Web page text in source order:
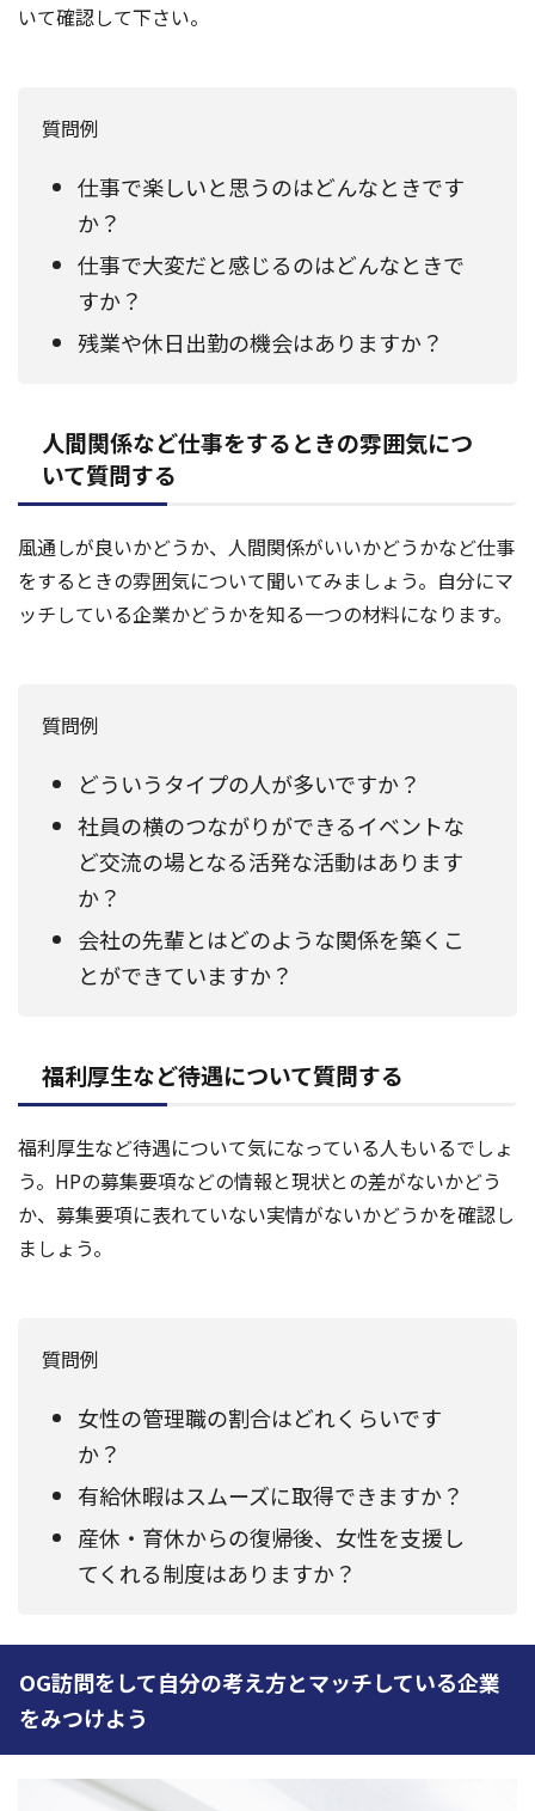
いて確認して下さい。
質問例
仕事で楽しいと思うのはどんなときです
か？
仕事で大変だと感じるのはどんなときで
すか？
残業や休日出勤の機会はありますか？
人間関係など仕事をするときの雰囲気につ
いて質問する
風通しが良いかどうか、人間関係がいいかどうかなど仕事
をするときの雰囲気について聞いてみましょう。自分にマ
ッチしている企業かどうかを知る一つの材料になります。
質問例
どういうタイプの人が多いですか？
社員の横のつながりができるイベントな
ど交流の場となる活発な活動はあります
か？
会社の先輩とはどのような関係を築くこ
とができていますか？
福利厚生など待遇について質問する
福利厚生など待遇について気になっている人もいるでしょ
う。HPの募集要項などの情報と現状との差がないかどう
か、募集要項に表れていない実情がないかどうかを確認し
ましょう。
質問例
女性の管理職の割合はどれくらいです
か？
有給休暇はスムーズに取得できますか？
産休・育休からの復帰後、女性を支援し
てくれる制度はありますか？
OG訪問をして自分の考え方とマッチしている企業
をみつけよう